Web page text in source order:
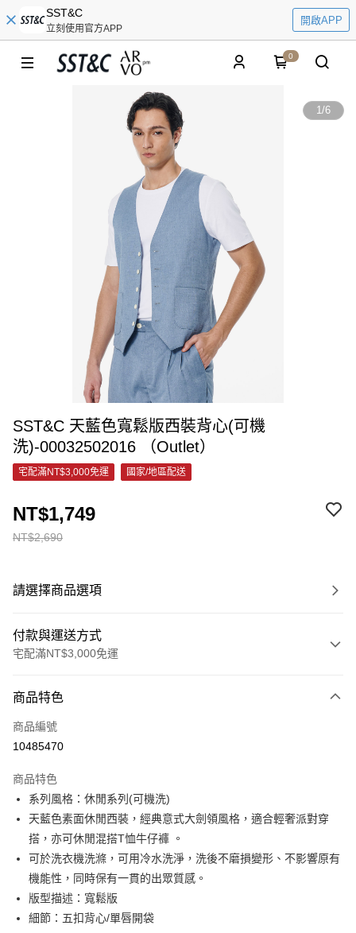
SST&C
立刻使用官方APP
開啟APP
0
1/6
SST&C 天藍色寬鬆版西裝背心(可機
洗)-00032502016 （Outlet）
宅配滿NT$3,000免運 國家/地區配送
NT$2,690
NT$1,749
請選擇商品選項
付款與運送方式
宅配滿NT$3,000免運
信用卡一次付款
信用卡分期付款
合作金庫商業銀行
華南商業銀行
上海商業儲蓄銀行
台北富邦商業銀行
國泰世華商業銀行
臺灣中小企業銀行
台中商業銀行
匯豐（台灣）商業銀行
華泰商業銀行
聯邦商業銀行
遠東國際商業銀行
元大商業銀行
玉山商業銀行
6 期 0 利率 每期
華南商業銀行
彰化商業銀行
上海商業儲蓄銀行
國泰世華商業銀行
兆豐國際商業銀行
臺灣中小企業銀行
台中商業銀行
匯豐（台灣）商業銀行
聯邦商業銀行
元大商業銀行
LINE Pay
Apple Pay
街口支付
悠遊付
商品特色
商品編號
10485470
商品特色
系列風格：休閒系列(可機洗)
天藍色素面休閒西裝，經典意式大劍領風格，適合輕奢派對穿
搭，亦可休閒混搭T恤牛仔褲 。
可於洗衣機洗滌，可用冷水洗淨，洗後不磨損變形、不影響原有
機能性，同時保有一貫的出眾質感。
版型描述：寬鬆版
細節：五扣背心/單唇開袋